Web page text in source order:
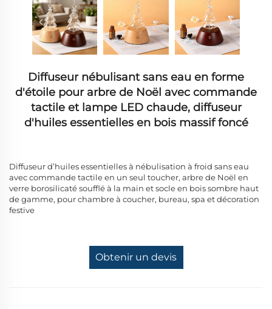
Diffuseur nébulisant sans eau en forme
d'étoile pour arbre de Noël avec commande
tactile et lampe LED chaude, diffuseur
d'huiles essentielles en bois massif foncé
Diffuseur d’huiles essentielles à nébulisation à froid sans eau
avec commande tactile en un seul toucher, arbre de Noël en
verre borosilicaté soufflé à la main et socle en bois sombre haut
de gamme, pour chambre à coucher, bureau, spa et décoration
festive
Obtenir un devis